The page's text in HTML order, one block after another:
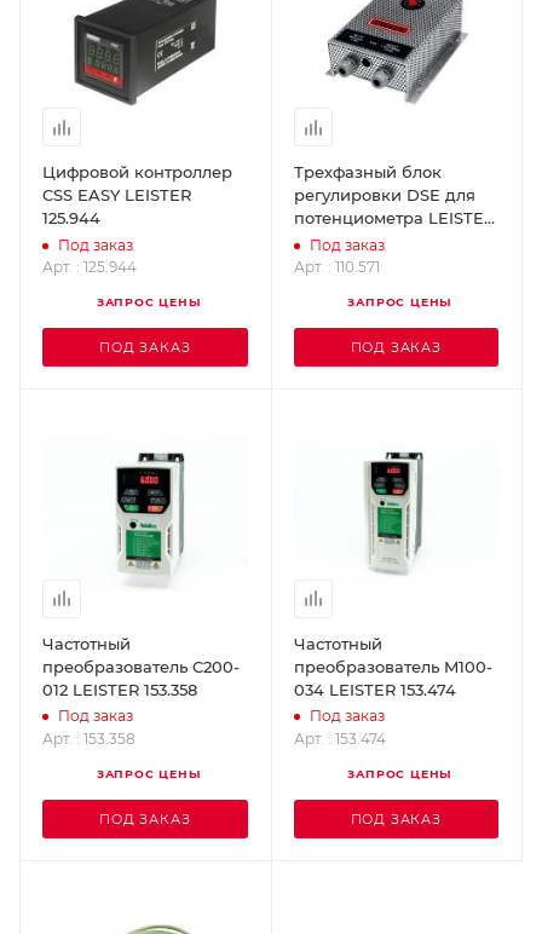
Цифровой контроллер
CSS EASY LEISTER
125.944
Под заказ
Арт. : 125.944
ЗАПРОС ЦЕНЫ
ПОД ЗАКАЗ
Трехфазный блок
регулировки DSE для
потенциометра LEISTER
110.571
Под заказ
Арт. : 110.571
ЗАПРОС ЦЕНЫ
ПОД ЗАКАЗ
Частотный
преобразователь C200-
012 LEISTER 153.358
Под заказ
Арт. : 153.358
ЗАПРОС ЦЕНЫ
ПОД ЗАКАЗ
Частотный
преобразователь M100-
034 LEISTER 153.474
Под заказ
Арт. : 153.474
ЗАПРОС ЦЕНЫ
ПОД ЗАКАЗ